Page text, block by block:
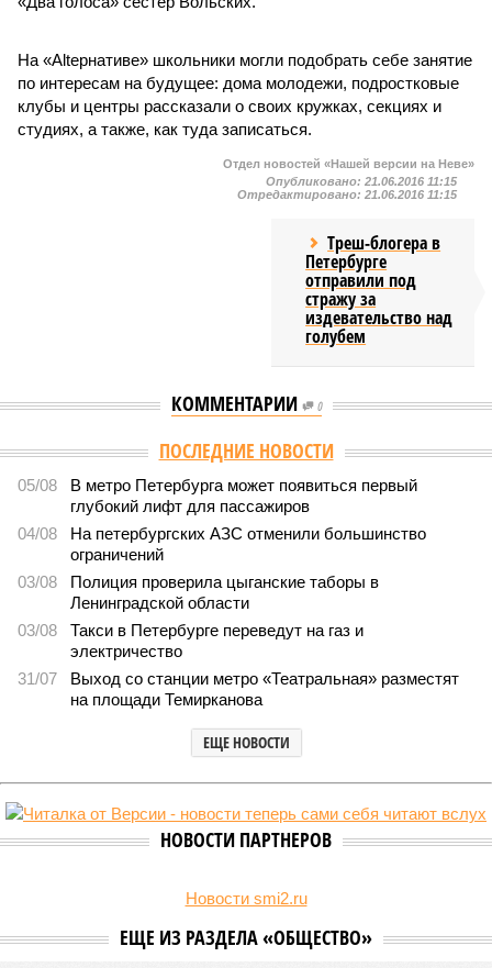
На «Altернативе» школьники могли подобрать себе занятие
по интересам на будущее: дома молодежи, подростковые
клубы и центры рассказали о своих кружках, секциях и
студиях, а также, как туда записаться.
Отдел новостей «Нашей версии на Неве»
Опубликовано: 21.06.2016 11:15
Отредактировано: 21.06.2016 11:15
Треш-блогера в
Петербурге
отправили под
стражу за
издевательство над
голубем
КОММЕНТАРИИ 0
ПОСЛЕДНИЕ НОВОСТИ
05/08
В метро Петербурга может появиться первый
глубокий лифт для пассажиров
04/08
На петербургских АЗС отменили большинство
ограничений
03/08
Полиция проверила цыганские таборы в
Ленинградской области
03/08
Такси в Петербурге переведут на газ и
электричество
31/07
Выход со станции метро «Театральная» разместят
на площади Темирканова
ЕЩЕ НОВОСТИ
НОВОСТИ ПАРТНЕРОВ
Новости smi2.ru
ЕЩЕ ИЗ РАЗДЕЛА «ОБЩЕСТВО»